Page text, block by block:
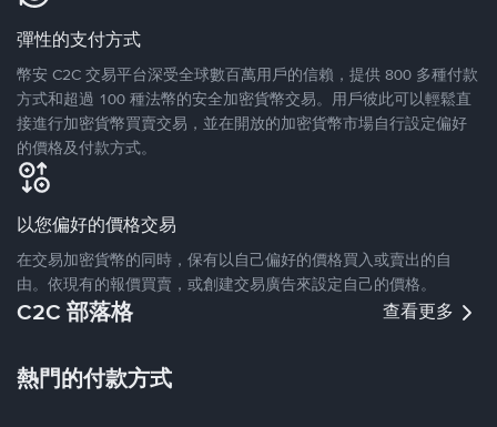
彈性的支付方式
幣安 C2C 交易平台深受全球數百萬用戶的信賴，提供 800 多種付款
方式和超過 100 種法幣的安全加密貨幣交易。用戶彼此可以輕鬆直
接進行加密貨幣買賣交易，並在開放的加密貨幣市場自行設定偏好
的價格及付款方式。
以您偏好的價格交易
在交易加密貨幣的同時，保有以自己偏好的價格買入或賣出的自
由。依現有的報價買賣，或創建交易廣告來設定自己的價格。
C2C 部落格 查看更多
熱門的付款方式